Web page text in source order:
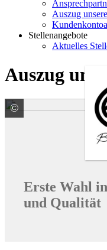
Auszug
Stellenangebote
Aktuelles
Auszug
© ARDEX GmbH
Erste Wahl
und Qualität